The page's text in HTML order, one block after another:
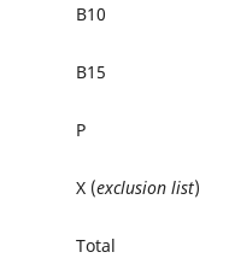
B10
B15
P
X (exclusion list)
Total